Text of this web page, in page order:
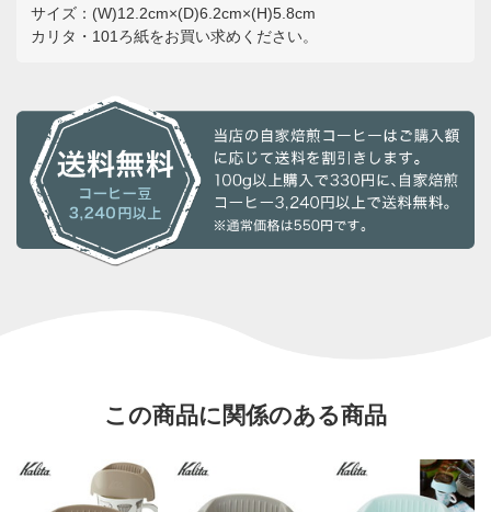
サイズ：(W)12.2cm×(D)6.2cm×(H)5.8cm
カリタ・101ろ紙をお買い求めください。
この商品に関係のある商品